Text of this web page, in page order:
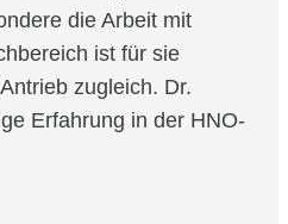
die Arbeit mit
ist für sie
zugleich. Dr.
Erfahrung in der HNO-